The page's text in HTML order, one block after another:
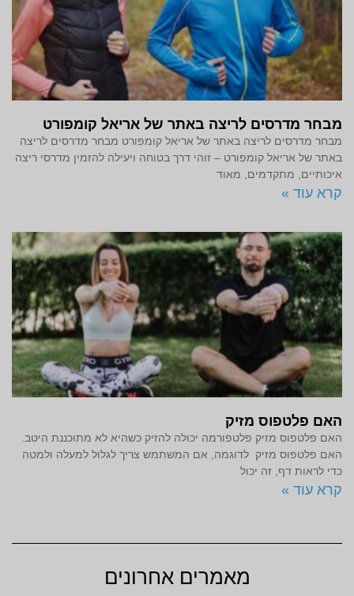
מבחר מדרסים לריצה באתר של אריאל קומפורט
מבחר מדרסים לריצה באתר של אריאל קומפורט מבחר מדרסים לריצה
באתר של אריאל קומפורט – זוהי דרך בטוחה ויעילה להזמין מדרסי ריצה
איכותיים, מתקדמים, מאוד
קרא עוד »
האם פלטפוס מזיק
האם פלטפוס מזיק פלטפורמה יכולה להזיק כשהיא לא מתוכננת היטב.
האם פלטפוס מזיק לדוגמה, אם המשתמש צריך לגלול למעלה ולמטה
כדי לראות דף, זה יכול
קרא עוד »
מאמרים אחרונים